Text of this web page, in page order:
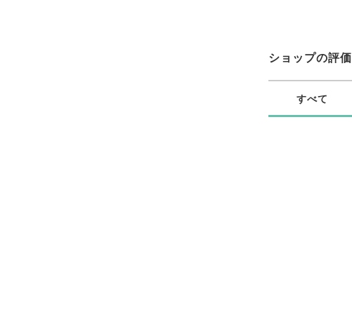
ショップの評価
すべて